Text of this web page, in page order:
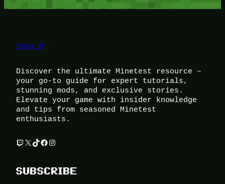
Foox U
Discover the ultimate Minetest resource –
your go-to guide for expert tutorials,
stunning mods, and exclusive stories.
Elevate your game with insider knowledge
and tips from seasoned Minetest
enthusiasts.
Twitch X TikTok Facebook Instagram
SUBSCRIBE